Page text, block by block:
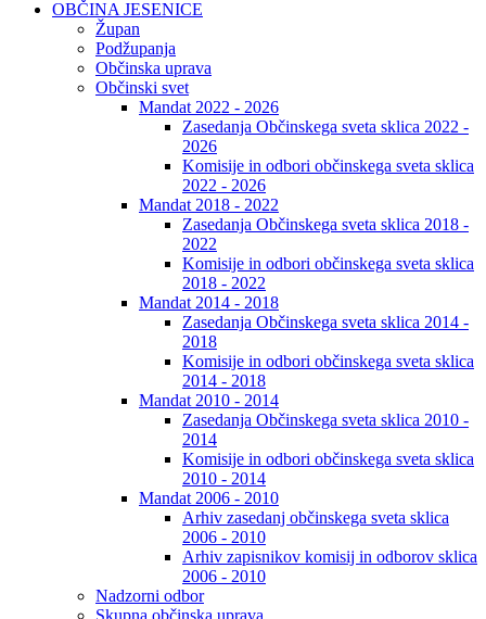
OBČINA JESENICE
Župan
Podžupanja
Občinska uprava
Občinski svet
Mandat 2022 - 2026
Zasedanja Občinskega sveta sklica 2022 -
2026
Komisije in odbori občinskega sveta sklica
2022 - 2026
Mandat 2018 - 2022
Zasedanja Občinskega sveta sklica 2018 -
2022
Komisije in odbori občinskega sveta sklica
2018 - 2022
Mandat 2014 - 2018
Zasedanja Občinskega sveta sklica 2014 -
2018
Komisije in odbori občinskega sveta sklica
2014 - 2018
Mandat 2010 - 2014
Zasedanja Občinskega sveta sklica 2010 -
2014
Komisije in odbori občinskega sveta sklica
2010 - 2014
Mandat 2006 - 2010
Arhiv zasedanj občinskega sveta sklica
2006 - 2010
Arhiv zapisnikov komisij in odborov sklica
2006 - 2010
Nadzorni odbor
Skupna občinska uprava